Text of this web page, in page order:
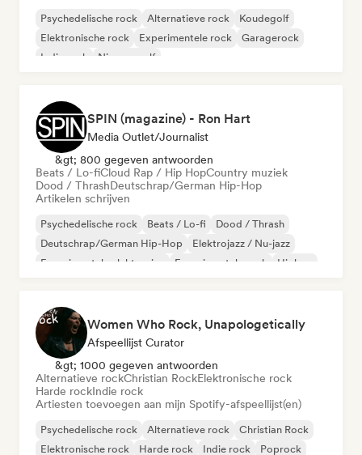
Psychedelische rock Alternatieve rock
Koudegolf
Elektronische rock
Experimentele rock
Garagerock
Indie rock
Nieuwe golf
SPIN (magazine) - Ron Hart
Media Outlet/Journalist
&gt; 800 gegeven antwoorden
Beats / Lo-fiCloud Rap / Hip HopCountry muziek
Dood / ThrashDeutschrap/German Hip-Hop
Artikelen schrijven
Psychedelische rock Beats / Lo-fi
Dood / Thrash
Deutschrap/German Hip-Hop
Elektrojazz / Nu-jazz
Experimentele elektronica
Experimentele rock Hiphop
Women Who Rock, Unapologetically
Afspeellijst Curator
&gt; 1000 gegeven antwoorden
Alternatieve rockChristian RockElektronische rock
Harde rockIndie rock
Artiesten toevoegen aan mijn Spotify-afspeellijst(en)
Psychedelische rock Alternatieve rock
Christian Rock
Elektronische rock
Harde rock Indie rock Poprock